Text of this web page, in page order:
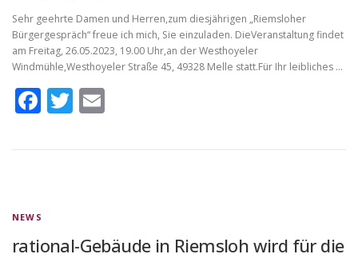
Sehr geehrte Damen und Herren,zum diesjährigen „Riemsloher
Bürgergespräch“ freue ich mich, Sie einzuladen. DieVeranstaltung findet
am Freitag, 26.05.2023, 19.00 Uhr,an der Westhoyeler
Windmühle,Westhoyeler Straße 45, 49328 Melle statt.Für Ihr leibliches …
Facebook
Twitter
NEWS
rational-Gebäude in Riemsloh wird für die